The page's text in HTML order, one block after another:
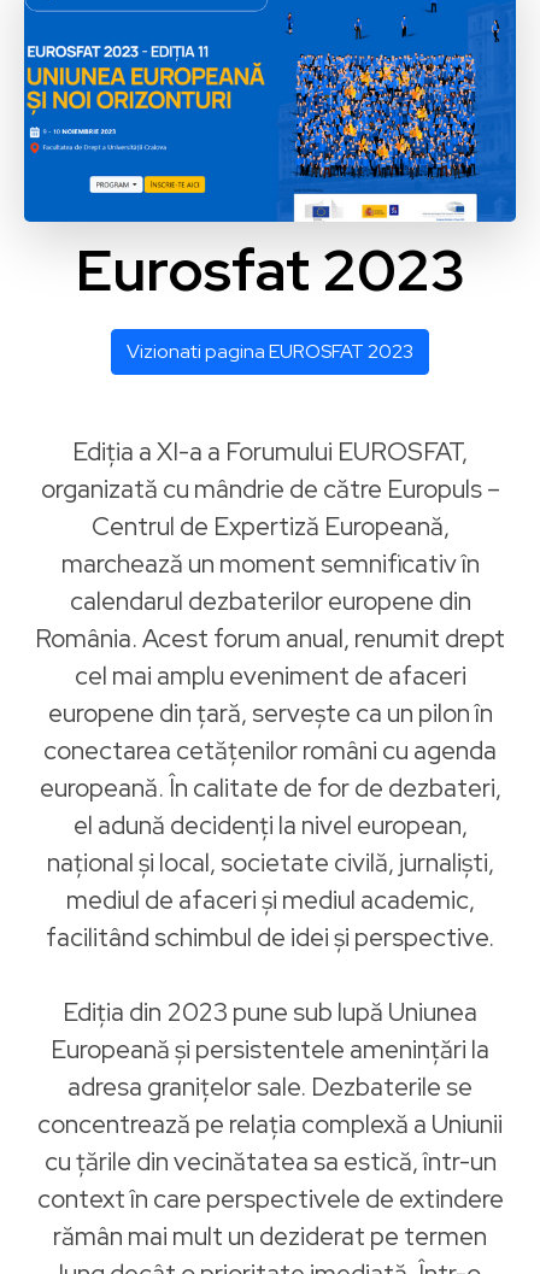
Eurosfat 2023
Vizionati pagina EUROSFAT 2023
Ediția a XI-a a Forumului EUROSFAT,
organizată cu mândrie de către Europuls –
Centrul de Expertiză Europeană,
marchează un moment semnificativ în
calendarul dezbaterilor europene din
România. Acest forum anual, renumit drept
cel mai amplu eveniment de afaceri
europene din țară, servește ca un pilon în
conectarea cetățenilor români cu agenda
europeană. În calitate de for de dezbateri,
el adună decidenți la nivel european,
național și local, societate civilă, jurnaliști,
mediul de afaceri și mediul academic,
facilitând schimbul de idei și perspective.
Ediția din 2023 pune sub lupă Uniunea
Europeană și persistentele amenințări la
adresa granițelor sale. Dezbaterile se
concentrează pe relația complexă a Uniunii
cu țările din vecinătatea sa estică, într-un
context în care perspectivele de extindere
rămân mai mult un deziderat pe termen